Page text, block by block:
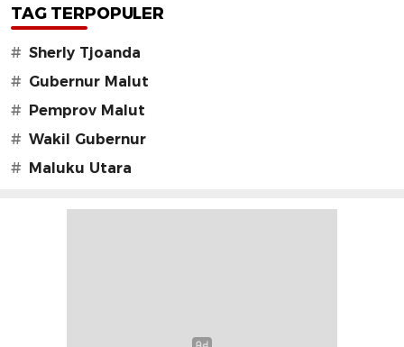
TAG TERPOPULER
# Sherly Tjoanda
# Gubernur Malut
# Pemprov Malut
# Wakil Gubernur
# Maluku Utara